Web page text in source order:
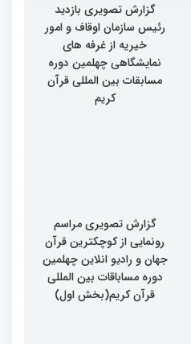
گزارش تصویری بازدید
رئیس سازمان اوقاف و امور
خیریه از غرفه های
نمایشگاهی چهلمین دوره
مسابقات بین المللی قرآن
کریم
گزارش تصویری مراسم
رونمایی از کوچکترین قرآن
جهان و رادیو انلاین چهلمین
دوره مساباقات بین المللی
قرآن کریم(بخش اول)